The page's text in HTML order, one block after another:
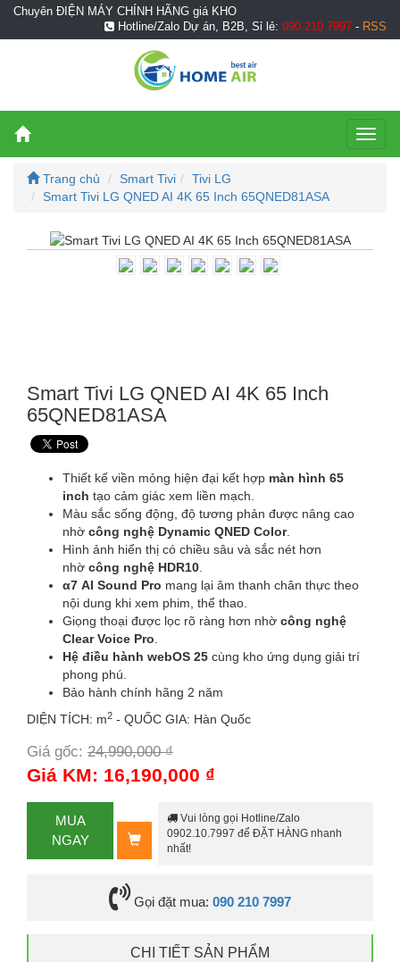
Chuyên ĐIỆN MÁY CHÍNH HÃNG giá KHO
Hotline/Zalo Dự án, B2B, Sỉ lẻ: 090 210 7997 - RSS
Trang chủ
Smart Tivi
Tivi LG
Smart Tivi LG QNED AI 4K 65 Inch 65QNED81ASA
Smart Tivi LG QNED AI 4K 65 Inch
65QNED81ASA
Thiết kế viền mỏng hiện đại kết hợp màn hình 65
inch tạo cảm giác xem liền mạch.
Màu sắc sống động, độ tương phản được nâng cao
nhờ công nghệ Dynamic QNED Color.
Hình ảnh hiển thị có chiều sâu và sắc nét hơn
nhờ công nghệ HDR10.
α7 AI Sound Pro mang lại âm thanh chân thực theo
nội dung khi xem phim, thể thao.
Giọng thoại được lọc rõ ràng hơn nhờ công nghệ
Clear Voice Pro.
Hệ điều hành webOS 25 cùng kho ứng dụng giải trí
phong phú.
Bảo hành chính hãng 2 năm
DIỆN TÍCH: m2 - QUỐC GIA: Hàn Quốc
Giá gốc: 24,990,000 ₫
Giá KM: 16,190,000 ₫
MUA
NGAY
Vui lòng gọi Hotline/Zalo
0902.10.7997 để ĐẶT HÀNG nhanh
nhất!
Gọi đặt mua: 090 210 7997
CHI TIẾT SẢN PHẨM